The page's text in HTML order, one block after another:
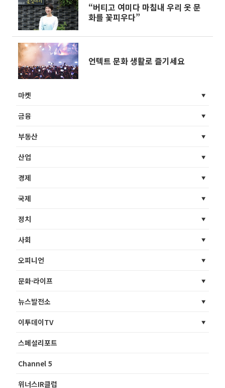
“버티고 여미다 마침내 우리 옷 문
화를 꽃피우다”
언텍트 문화 생활로 즐기세요
마켓
금융
부동산
산업
경제
국제
정치
사회
오피니언
문화·라이프
뉴스발전소
이투데이TV
스페셜리포트
Channel 5
위너스IR클럽